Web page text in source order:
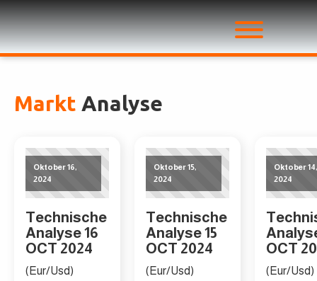
Markt Analyse
Oktober 16,
2024
Technische
Analyse 16
OCT 2024
(Eur/Usd)
Oktober 15,
2024
Technische
Analyse 15
OCT 2024
(Eur/Usd)
Oktober
2024
OCT
(Eur/Usd)